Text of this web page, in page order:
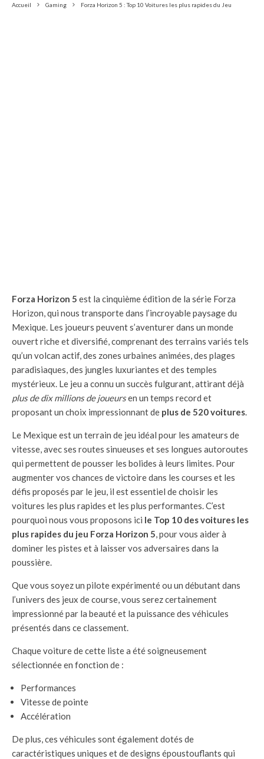
Accueil Gaming Forza Horizon 5 : Top 10 Voitures les plus rapides du Jeu
Forza Horizon 5 est la cinquième édition de la série Forza
Horizon, qui nous transporte dans l’incroyable paysage du
Mexique. Les joueurs peuvent s’aventurer dans un monde
ouvert riche et diversifié, comprenant des terrains variés tels
qu’un volcan actif, des zones urbaines animées, des plages
paradisiaques, des jungles luxuriantes et des temples
mystérieux. Le jeu a connu un succès fulgurant, attirant déjà
plus de dix millions de joueursen un temps record et
proposant un choix impressionnant de plus de 520 voitures.
Le Mexique est un terrain de jeu idéal pour les amateurs de
vitesse, avec ses routes sinueuses et ses longues autoroutes
qui permettent de pousser les bolides à leurs limites. Pour
augmenter vos chances de victoire dans les courses et les
défis proposés par le jeu, il est essentiel de choisir les
voitures les plus rapides et les plus performantes. C’est
pourquoi nous vous proposons ici le Top 10 des voitures les
plus rapides du jeu Forza Horizon 5, pour vous aider à
dominer les pistes et à laisser vos adversaires dans la
poussière.
Que vous soyez un pilote expérimenté ou un débutant dans
l’univers des jeux de course, vous serez certainement
impressionné par la beauté et la puissance des véhicules
présentés dans ce classement.
Chaque voiture de cette liste a été soigneusement
sélectionnée en fonction de :
Performances
Vitesse de pointe
Accélération
De plus, ces véhicules sont également dotés de
caractéristiques uniques et de designs époustouflants qui